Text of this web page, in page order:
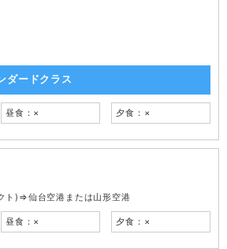
ードクラス
昼食：× 夕食：×
ト)⇒仙台空港または山形空港
昼食：× 夕食：×